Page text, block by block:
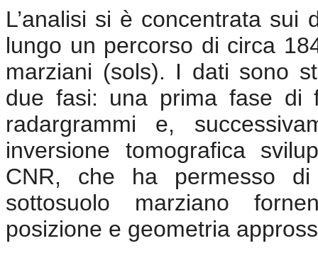
L’analisi si è concentrata
lungo un percorso di circa
marziani (sols). I dati sono
due fasi: una prima fase di
radargrammi e,
inversione tomografica
CNR, che ha permesso di
sottosuolo marziano
posizione e geometria